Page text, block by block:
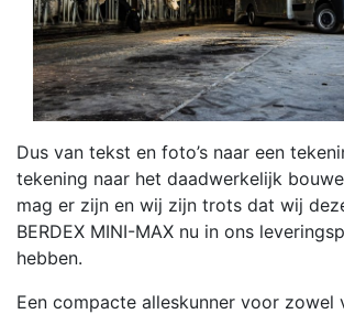
Dus van tekst en foto’s naar een
tekening naar het daadwerkelijk
mag er zijn en wij zijn trots dat wij
BERDEX MINI-MAX nu in ons
hebben.
Een compacte alleskunner voor zowel